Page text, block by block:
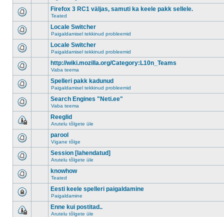
Firefox 3 RC1 väljas, samuti ka keele pakk sellele.
Teated
Locale Switcher
Paigaldamisel tekkinud probleemid
Locale Switcher
Paigaldamisel tekkinud probleemid
http://wiki.mozilla.org/Category:L10n_Teams
Vaba teema
Spelleri pakk kadunud
Paigaldamisel tekkinud probleemid
Search Engines "Neti.ee"
Vaba teema
Reeglid
Arutelu tõlgete üle
parool
Vigane tõlge
Session [lahendatud]
Arutelu tõlgete üle
knowhow
Teated
Eesti keele spelleri paigaldamine
Paigaldamine
Enne kui postitad..
Arutelu tõlgete üle